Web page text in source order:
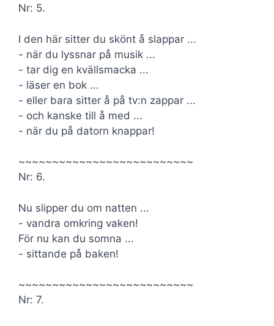
Nr: 5.
I den här sitter du skönt å slappar ...
- när du lyssnar på musik ...
- tar dig en kvällsmacka ...
- läser en bok ...
- eller bara sitter å på tv:n zappar ...
- och kanske till å med ...
- när du på datorn knappar!
~~~~~~~~~~~~~~~~~~~~~~~~~~
Nr: 6.
Nu slipper du om natten ...
- vandra omkring vaken!
För nu kan du somna ...
- sittande på baken!
~~~~~~~~~~~~~~~~~~~~~~~~~~
Nr: 7.